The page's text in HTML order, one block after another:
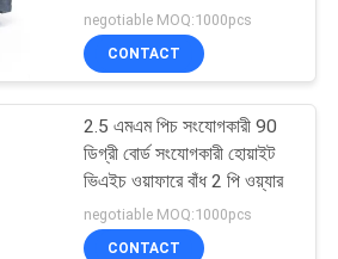
ROHS
negotiable MOQ:1000pcs
CONTACT
2.5 এমএম পিচ সংযোগকারী 90
ডিগ্রী বোর্ড সংযোগকারী হোয়াইট
ভিএইচ ওয়াফারে বাঁধ 2 পি ওয়্যার
negotiable MOQ:1000pcs
CONTACT